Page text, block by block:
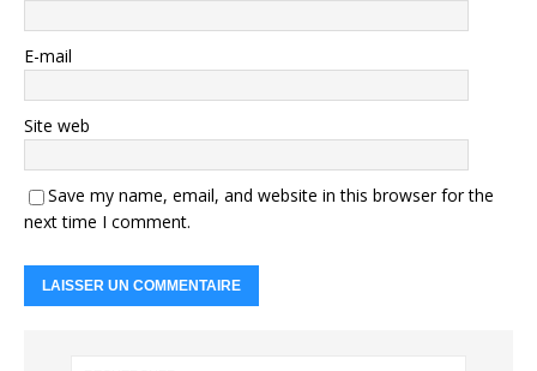
E-mail
Site web
Save my name, email, and website in this browser for the
next time I comment.